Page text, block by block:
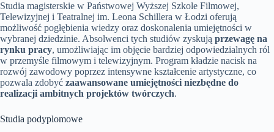
Studia magisterskie w Państwowej Wyższej Szkole Filmowej,
Telewizyjnej i Teatralnej im. Leona Schillera w Łodzi oferują
możliwość pogłębienia wiedzy oraz doskonalenia umiejętności w
wybranej dziedzinie. Absolwenci tych studiów zyskują przewagę na
rynku pracy, umożliwiając im objęcie bardziej odpowiedzialnych ról
w przemyśle filmowym i telewizyjnym. Program kładzie nacisk na
rozwój zawodowy poprzez intensywne kształcenie artystyczne, co
pozwala zdobyć zaawansowane umiejętności niezbędne do
realizacji ambitnych projektów twórczych.
Studia podyplomowe